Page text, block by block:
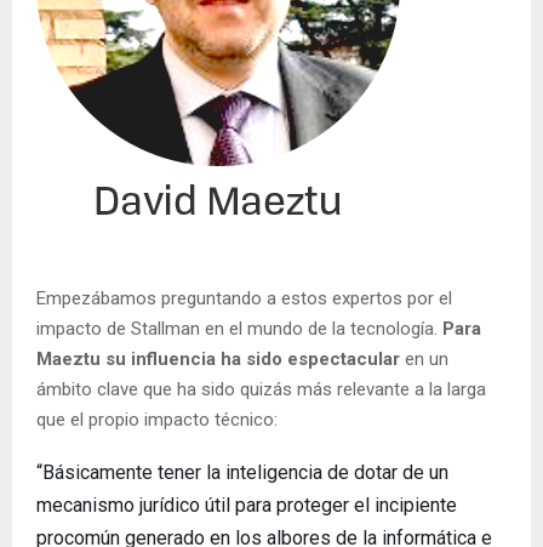
Empezábamos preguntando a estos expertos por el
impacto de Stallman en el mundo de la tecnología. Para
Maeztu su influencia ha sido espectacular en un
ámbito clave que ha sido quizás más relevante a la larga
que el propio impacto técnico:
“Básicamente tener la inteligencia de dotar de un
mecanismo jurídico útil para proteger el incipiente
procomún generado en los albores de la informática e